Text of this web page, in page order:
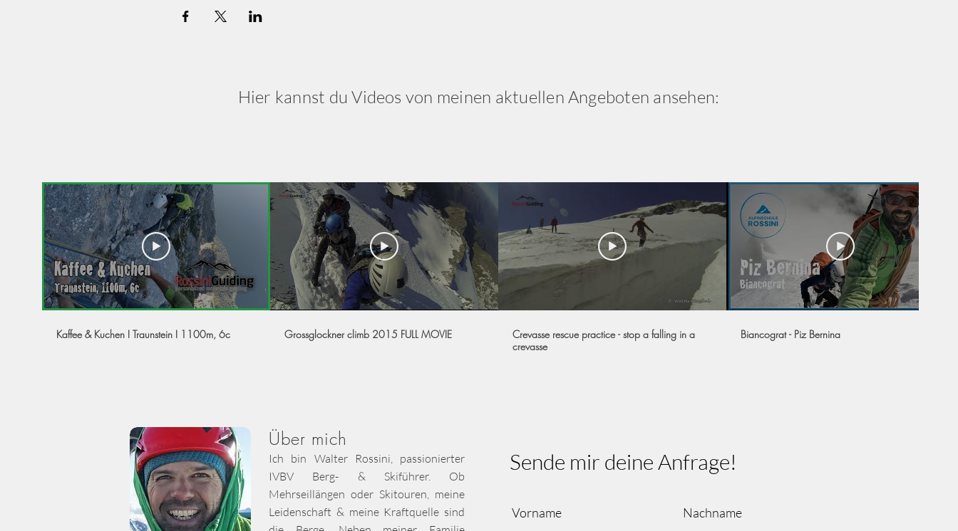
Hier kannst du Videos von meinen aktuellen Angeboten ansehen:
Kaffee & Kuchen I Traunstein I 1100m, 6c Grossglockner climb 2015 FULL MOVIE
Crevasse rescue practice - stop a falling in a
crevasse
Biancograt - Piz Bernina
Über mich
Ich bin Walter Rossini, passionierter
IVBV Berg- & Skiführer. Ob
Mehrseillängen oder Skitouren, meine
Leidenschaft & meine Kraftquelle sind
Sende mir deine Anfrage!
Vorname Nachname